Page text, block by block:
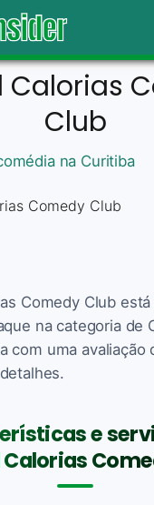
Calorias
Club
na Curitiba
Comedy Club
na categoria de
com uma avaliação
e
Calorias